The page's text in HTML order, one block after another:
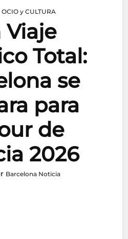
OCIO y CULTURA
Viaje
Total:
se
para
de
2026
Barcelona Noticia